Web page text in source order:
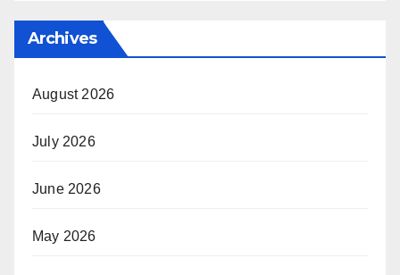
Archives
August 2026
July 2026
June 2026
May 2026